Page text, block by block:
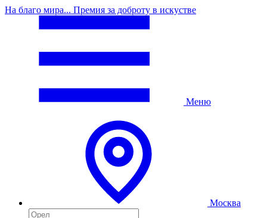
На благо мира... Премия за доброту в искустве
Меню
Москва